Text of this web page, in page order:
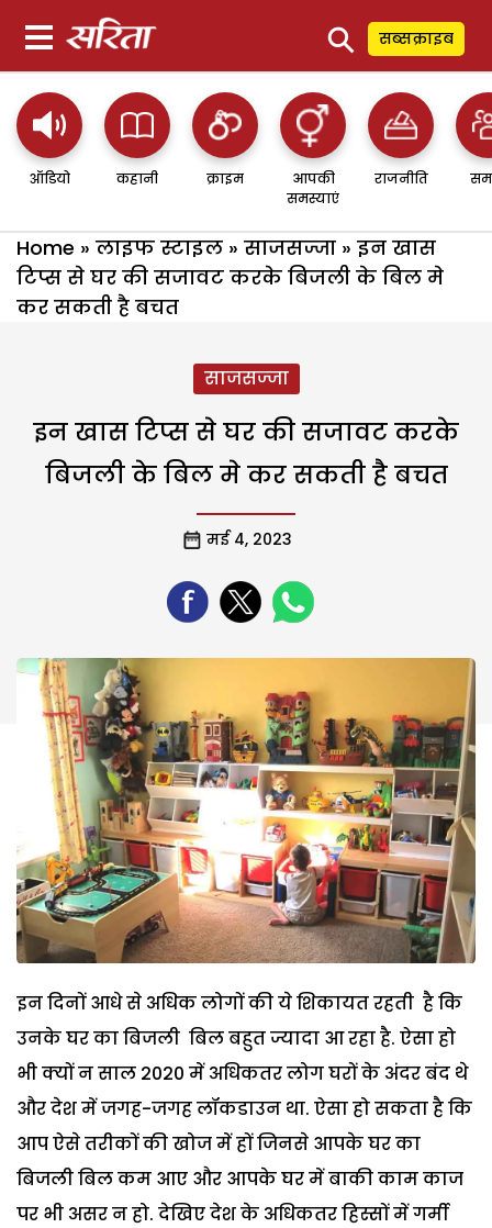
⚲ सब्सक्राइब
ऑडियो कहानी क्राइम
आपकी
समस्याएं
राजनीति
Home » लाइफ स्टाइल » साजसज्जा » इन खास
टिप्स से घर की सजावट करके बिजली के बिल मे
कर सकती है बचत
साजसज्जा
इन खास टिप्स से घर की सजावट करके
बिजली के बिल मे कर सकती है बचत
मई 4, 2023
इन दिनों आधे से अधिक लोगों की ये शिकायत रहती है कि
उनके घर का बिजली बिल बहुत ज्यादा आ रहा है. ऐसा हो
भी क्यों न साल 2020 में अधिकतर लोग घरों के अंदर बंद थे
और देश में जगह-जगह लॉकडाउन था. ऐसा हो सकता है कि
आप ऐसे तरीकों की खोज में हों जिनसे आपके घर का
बिजली बिल कम आए और आपके घर में बाकी काम काज
पर भी असर न हो. देखिए देश के अधिकतर हिस्सों में गर्मी